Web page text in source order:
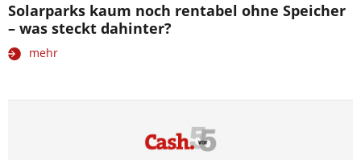
Solarparks kaum noch rentabel ohne Speicher
– was steckt dahinter?
mehr